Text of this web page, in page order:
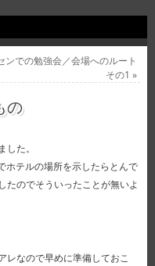
ンでの勉強会／会場へのルート
その1»
の
た。
テルの場所を示したらとんで
たのでそういったことが無いよ
レなので早めに準備しておこ